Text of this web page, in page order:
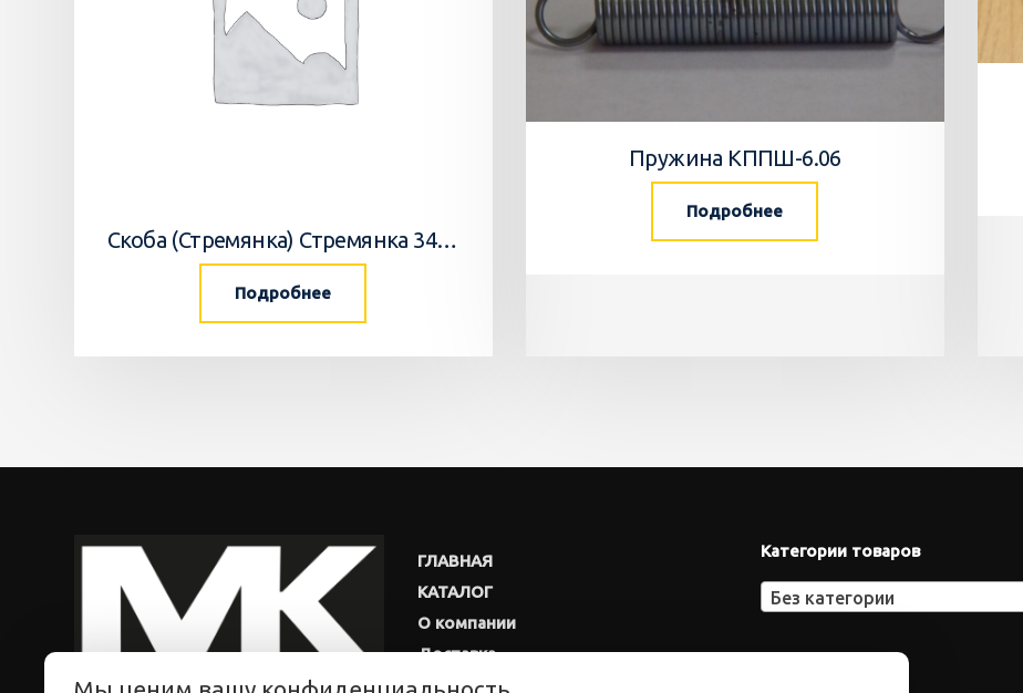
Скоба (Стремянка) Стремянка 34033502 Horsch
Подробнее
Пружина КППШ-6.06
Подробнее
ГЛАВНАЯ
КАТАЛОГ
О компании
Доставка
Новости
Категории товаров
Без категории